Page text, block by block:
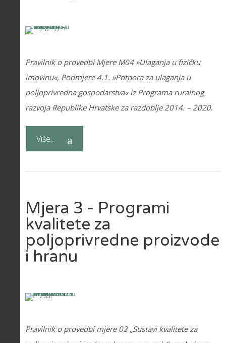
Pravilnik o provedbi Mjere M04 »Ulaganja u fizičku
imovinu«, Podmjere 4.1. »Potpora za ulaganja u
poljoprivredna gospodarstva« iz Programa ruralnog
razvoja Republike Hrvatske za razdoblje 2014. – 2020.
Više...
Mjera 3 - Programi
kvalitete za
poljoprivredne proizvode
i hranu
Pravilnik o provedbi mjere 03 „Sustavi kvalitete za